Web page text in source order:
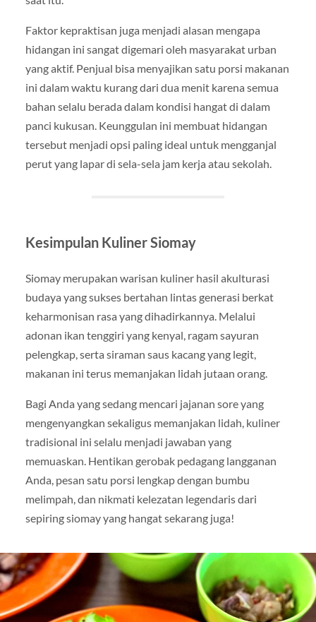
Faktor kepraktisan juga menjadi alasan mengapa
hidangan ini sangat digemari oleh masyarakat urban
yang aktif. Penjual bisa menyajikan satu porsi makanan
ini dalam waktu kurang dari dua menit karena semua
bahan selalu berada dalam kondisi hangat di dalam
panci kukusan. Keunggulan ini membuat hidangan
tersebut menjadi opsi paling ideal untuk mengganjal
perut yang lapar di sela-sela jam kerja atau sekolah.
Kesimpulan Kuliner Siomay
Siomay merupakan warisan kuliner hasil akulturasi
budaya yang sukses bertahan lintas generasi berkat
keharmonisan rasa yang dihadirkannya. Melalui
adonan ikan tenggiri yang kenyal, ragam sayuran
pelengkap, serta siraman saus kacang yang legit,
makanan ini terus memanjakan lidah jutaan orang.
Bagi Anda yang sedang mencari jajanan sore yang
mengenyangkan sekaligus memanjakan lidah, kuliner
tradisional ini selalu menjadi jawaban yang
memuaskan. Hentikan gerobak pedagang langganan
Anda, pesan satu porsi lengkap dengan bumbu
melimpah, dan nikmati kelezatan legendaris dari
sepiring siomay yang hangat sekarang juga!